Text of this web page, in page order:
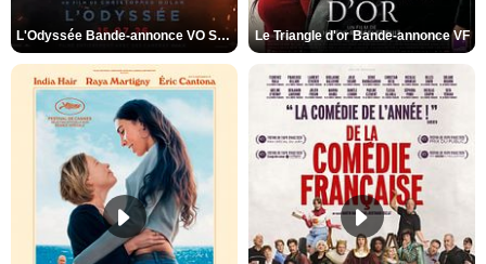
L'Odyssée Bande-annonce VO STFR Le Triangle d'or Bande-annonce VF